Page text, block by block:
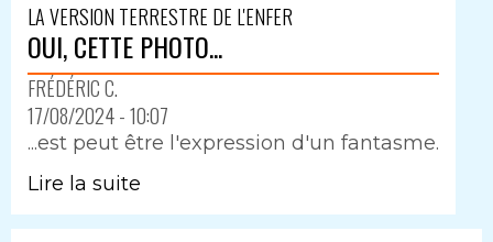
LA VERSION TERRESTRE DE L'ENFER
OUI, CETTE PHOTO...
FRÉDÉRIC C.
17/08/2024 - 10:07
...est peut être l'expression d'un fantasme.
Lire la suite